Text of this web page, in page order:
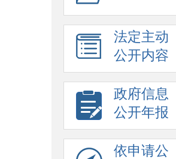
法定主动
公开内容
政府信息
公开年报
依申请公